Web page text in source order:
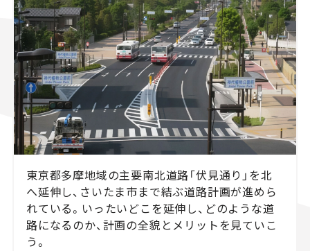
東京都多摩地域の主要南北道路「伏見通り」を北
へ延伸し、さいたま市まで結ぶ道路計画が進めら
れている。いったいどこを延伸し、どのような道
路になるのか、計画の全貌とメリットを見ていこ
う。
人気のハッシュタグ
スズキ ジムニー｜Suzuki Jimny
スズキ｜Suzuki
マツダ｜Mazda
マツダ ロードスター｜Mazda Roadster